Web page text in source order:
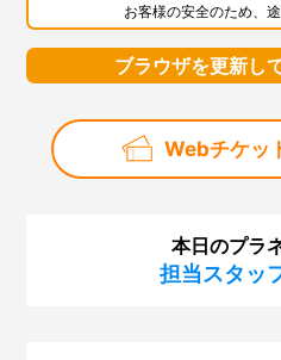
お客様の安全のため、
ブラウザを更新し
Webチケッ
本日のプラ
担当スタッ